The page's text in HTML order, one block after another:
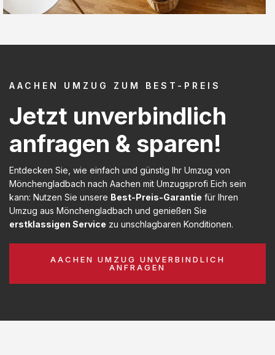
AACHEN UMZUG ZUM BEST-PREIS
Jetzt unverbindlich
anfragen & sparen!
Entdecken Sie, wie einfach und günstig Ihr Umzug von
Mönchengladbach nach Aachen mit Umzugsprofi Eich sein
kann: Nutzen Sie unsere Best-Preis-Garantie für Ihren
Umzug aus Mönchengladbach und genießen Sie
erstklassigen Service zu unschlagbaren Konditionen.
AACHEN UMZUG UNVERBINDLICH
ANFRAGEN